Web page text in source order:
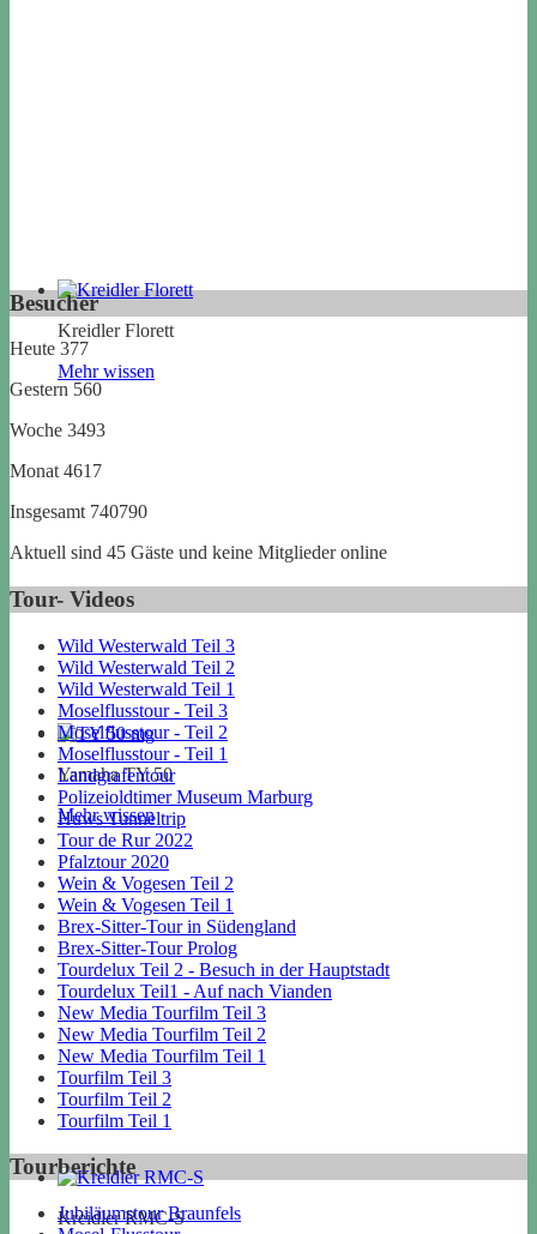
Kreidler Florett
Mehr wissen
Yamaha TY 50
Mehr wissen
Kreidler RMC-S
Besucher
Heute 377
Gestern 560
Woche 3493
Monat 4617
Insgesamt 740790
Aktuell sind 45 Gäste und keine Mitglieder online
Tour- Videos
Wild Westerwald Teil 3
Wild Westerwald Teil 2
Wild Westerwald Teil 1
Moselflusstour - Teil 3
Moselflusstour - Teil 2
Moselflusstour - Teil 1
Landgrafentour
Polizeioldtimer Museum Marburg
Huws Tunneltrip
Tour de Rur 2022
Pfalztour 2020
Wein & Vogesen Teil 2
Wein & Vogesen Teil 1
Brex-Sitter-Tour in Südengland
Brex-Sitter-Tour Prolog
Tourdelux Teil 2 - Besuch in der Hauptstadt
Tourdelux Teil1 - Auf nach Vianden
New Media Tourfilm Teil 3
New Media Tourfilm Teil 2
New Media Tourfilm Teil 1
Tourfilm Teil 3
Tourfilm Teil 2
Tourfilm Teil 1
Tourberichte
Jubiläumstour Braunfels